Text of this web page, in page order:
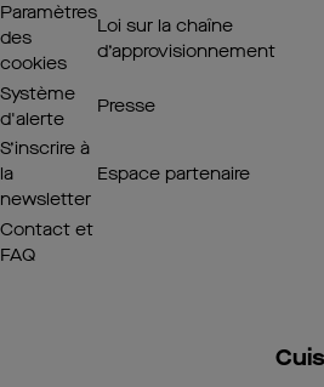
Paramètres
des
cookies
Loi sur la chaîne
d’approvisionnement
Système
d'alerte
Presse
S’inscrire à
la
newsletter
Espace partenaire
Contact et
FAQ